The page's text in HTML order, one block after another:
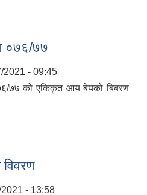
०७६/७७
2021 - 09:45
७७ को एकिकृत आय बेयको बिबरण
- 13:58